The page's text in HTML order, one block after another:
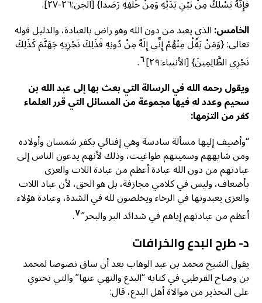
فَإِنَّهُ يَسْلُكُ مِنْ بَيْنِ يَدَيْهِ وَمِنْ خَلْفِهِ رَصَداً} [الجن:٢٦-٢٧].
الخامس:الذي يعبد من دون الله وهو راض بالعبادة، والدليل قوله
تعالى: {وَمَنْ يَقُلْ مِنْهُمْ إِنِّي إِلَهٌ مِنْ دُونِهِ فَذَلِكَ نَجْزِيهِ جَهَنَّمَ كَذَلِكَ
نَجْزِي الظَّالِمِينَ} [الأنبياء:٢٩]
٦.
ويقول رحمه الله في الرسالة التي بعث بها إلى عبد الله بن
سحيم وعدد له فيها مجموعة من المسائل التي قرر العلماء
كفر من التزمها:
“وأضيف إليها مسألة سادسة وهي إفتائي بكفر شمسان وأولاده
ومن شابههم وسميتهم طواغيت، وذلك لأنهم يدعون الناس إلى
عبادتهم من دون الله عبادة أعظم من عبادة اللات والعزى
بأضعاف، وليس في كلامي مجازفة، بل هو الحق، لأن عباد اللات
والعزى يعبدونها في الرخاء ويخلصون لله في الشدة، وعبادة هؤلاء
أعظم من عبادتهم إياهم في شدائد البر والبحر”٧.
د- طرح البدع والخرافات
يقول الشيخ محمد بن عبد الوهاب بعد أن ساق نصوصا لمحمد
بن وضاح القرطبي في كتابه “البدع والنهي عنها” والتي تحتوي
على التحذير من موالاة أهل البدع، قال: